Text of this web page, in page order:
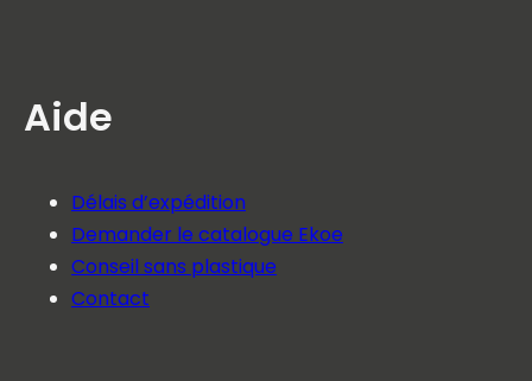
Aide
Délais d’expédition
Demander le catalogue Ekoe
Conseil sans plastique
Contact